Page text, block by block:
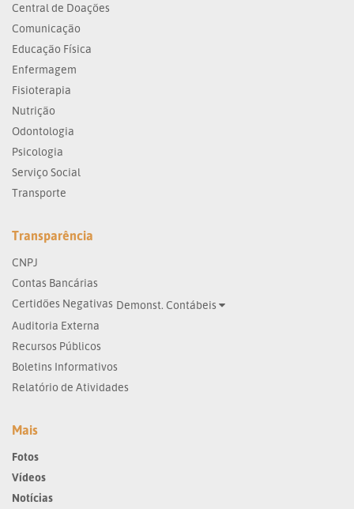
Central de Doações
Comunicação
Educação Física
Enfermagem
Fisioterapia
Nutrição
Odontologia
Psicologia
Serviço Social
Transporte
Transparência
CNPJ
Contas Bancárias
Certidões Negativas Demonst. Contábeis
Auditoria Externa
Recursos Públicos
Boletins Informativos
Relatório de Atividades
Mais
Fotos
Vídeos
Notícias